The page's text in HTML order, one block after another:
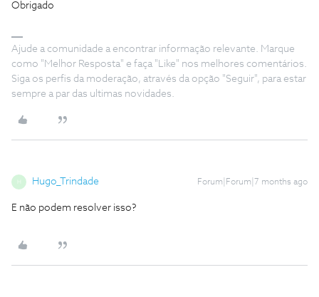
Obrigado
Ajude a comunidade a encontrar informação relevante. Marque
como "Melhor Resposta" e faça "Like" nos melhores comentários.
Siga os perfis da moderação, através da opção "Seguir", para estar
sempre a par das ultimas novidades.
Hugo_Trindade Forum|Forum|7 months ago
E não podem resolver isso?